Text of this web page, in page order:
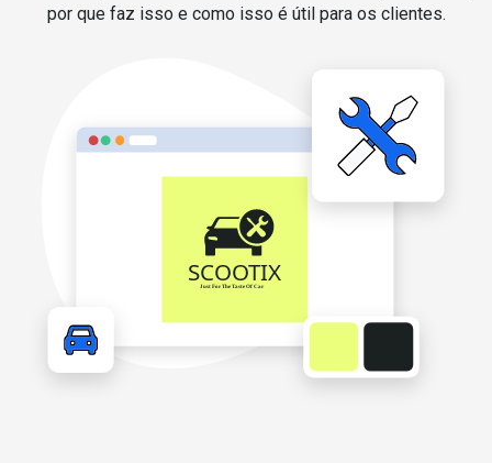
por que faz isso e como isso é útil para os clientes.